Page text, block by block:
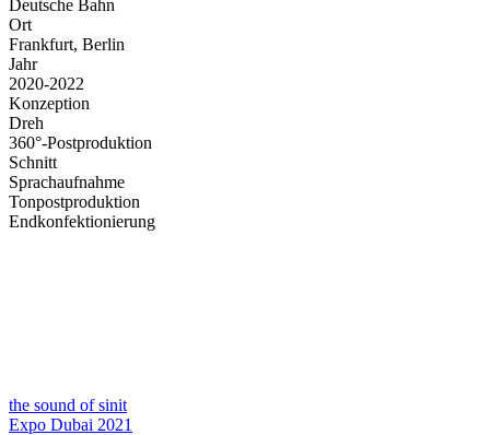
Deutsche Bahn
Ort
Frankfurt, Berlin
Jahr
2020-2022
Konzeption
Dreh
360°-Postproduktion
Schnitt
Sprachaufnahme
Tonpostproduktion
Endkonfektionierung
the sound of sinit
Expo Dubai 2021